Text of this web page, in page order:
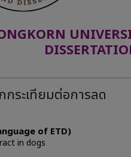
กระเทียมต่อการลด
of ETD)
in dogs